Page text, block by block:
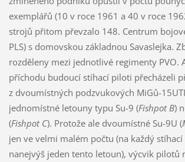
exemplářů (10 v roce 1961 a 40 v roce
strojů přitom převzalo 148. Centrum
PLS) s domovskou základnou Savaslejka.
rozděleny mezi jednotlivé regimenty PVO.
příchodu budoucí stíhací piloti přecházeli
z dvoumístných podzvukových MiGů-
jednomístné letouny typu Su-9 (Fishpot B)
(Fishpot C). Protože ale dvoumístné Su-9U (
jen ve velmi malém počtu (na každý
nanejvýš jeden tento letoun), výcvik pilotů